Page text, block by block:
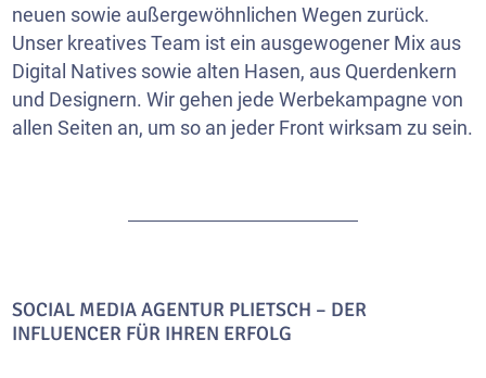
neuen sowie außergewöhnlichen Wegen zurück.
Unser kreatives Team ist ein ausgewogener Mix aus
Digital Natives sowie alten Hasen, aus Querdenkern
und Designern. Wir gehen jede Werbekampagne von
allen Seiten an, um so an jeder Front wirksam zu sein.
SOCIAL MEDIA AGENTUR PLIETSCH – DER
INFLUENCER FÜR IHREN ERFOLG